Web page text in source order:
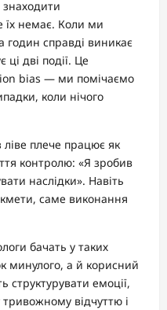
їх немає. Коли ми
годин справді виникає
дві події. Це
bias — ми помічаємо
коли нічого
плече працює як
контролю: «Я зробив
наслідки». Навіть
саме виконання
бачать у таких
минулого, а й корисний
структурувати емоції,
відчуттю і